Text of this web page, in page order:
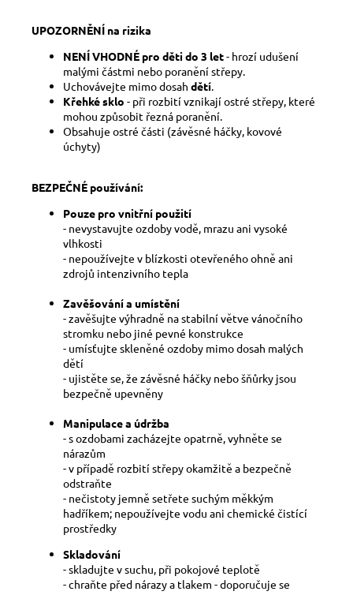
UPOZORNĚNÍ na rizika
NENÍ VHODNÉ pro děti do 3 let- hrozí udušení
malými částmi nebo poranění střepy.
Uchovávejte mimo dosah dětí.
Křehké sklo - při rozbití vznikají ostré střepy, které
mohou způsobit řezná poranění.
Obsahuje ostré části (závěsné háčky, kovové
úchyty)
BEZPEČNÉ používání:
Pouze pro vnitřní použití
- nevystavujte ozdoby vodě, mrazu ani vysoké
vlhkosti
- nepoužívejte v blízkosti otevřeného ohně ani
zdrojů intenzivního tepla
Zavěšování a umístění
- zavěšujte výhradně na stabilní větve vánočního
stromku nebo jiné pevné konstrukce
- umísťujte skleněné ozdoby mimo dosah malých
dětí
- ujistěte se, že závěsné háčky nebo šňůrky jsou
bezpečně upevněny
Manipulace a údržba
- s ozdobami zacházejte opatrně, vyhněte se
nárazům
- v případě rozbití střepy okamžitě a bezpečně
odstraňte
- nečistoty jemně setřete suchým měkkým
hadříkem; nepoužívejte vodu ani chemické čistící
prostředky
Skladování
- skladujte v suchu, při pokojové teplotě
- chraňte před nárazy a tlakem - doporučuje se